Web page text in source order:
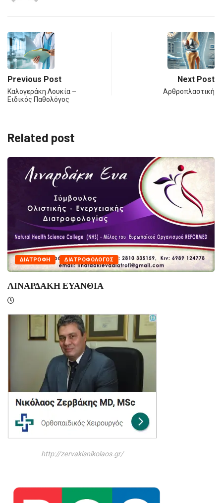
Previous Post
Καλογεράκη Λουκία –
Ειδικός Παθολόγος
Next Post
Αρθροπλαστική
Related post
MEDICAL ΙΑΤΡΟΊ
Εύη Παπακώστα –
http://zervakisnikolaos.gr/